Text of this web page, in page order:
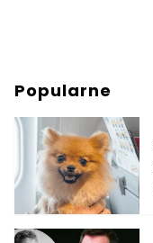
Popularne